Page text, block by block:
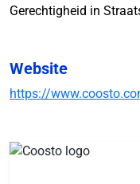
Gerechtigheid in
Website
https://